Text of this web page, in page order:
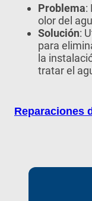
Problema:
olor del
Solución:
para
la
tratar el
Reparaciones